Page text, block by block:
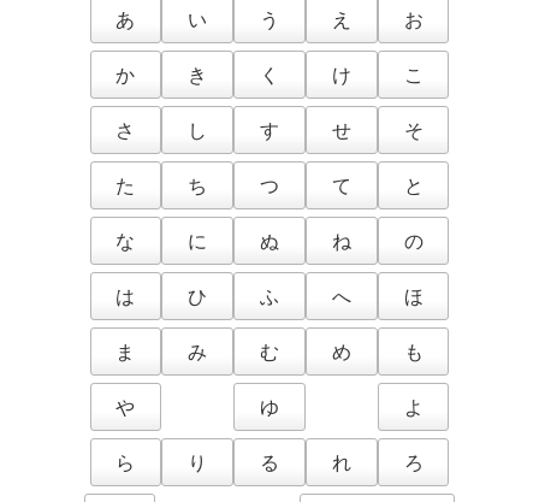
あ い う え
お
か
き く け
こ
さ
し す せ
そ
た
ち つ て
と
な
に ぬ ね
の
は
ひ ふ へ
ほ
ま
み む め
も
や
ゆ
よ
ら
り る れ
ろ